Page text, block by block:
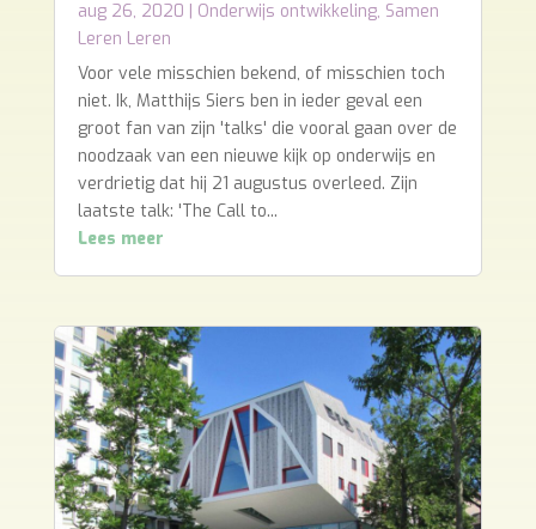
Sir Ken Robinson
aug 26, 2020|Onderwijs ontwikkeling ,Samen
Leren Leren
Voor vele misschien bekend, of misschien toch
niet. Ik, Matthijs Siers ben in ieder geval een
groot fan van zijn 'talks' die vooral gaan over de
noodzaak van een nieuwe kijk op onderwijs en